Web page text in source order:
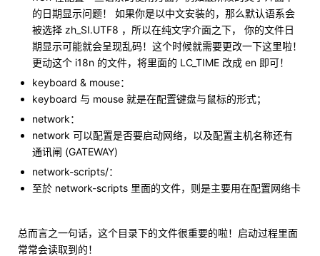
的日期显示问题！ 如果你是以中文安装的，那么默认语系会
被选择 zh_SI.UTF8 ，所以在纯文字介面之下， 你的文件日
期显示可能就会呈现乱码！这个时候就需要更改一下这里啦！
更动这个 i18n 的文件，将里面的 LC_TIME 改成 en 即可！
keyboard & mouse：
keyboard 与 mouse 就是在配置键盘与鼠标的形式；
network：
network 可以配置是否要启动网络，以及配置主机名称还有
通讯闸 (GATEWAY)
network-scripts/：
至於 network-scripts 里面的文件，则是主要用在配置网络卡
总而言之一句话，这个目录下的文件很重要的啦！启动过程里面
常常会读取到的！